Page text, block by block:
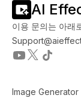
AI
이용 문의는 아래
Image Generator